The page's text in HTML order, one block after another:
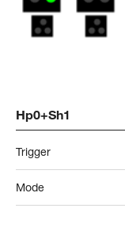
Hp0+Sh1
Trigger
Mode